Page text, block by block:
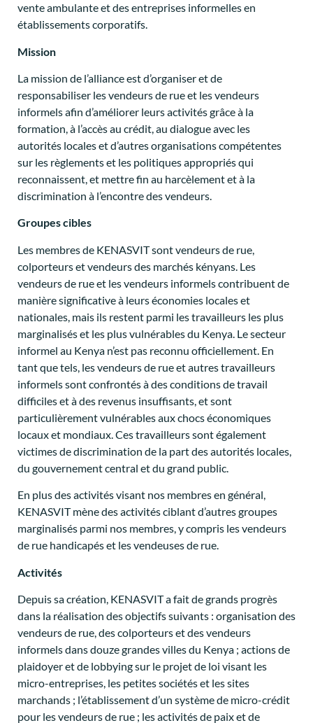
vente ambulante et des entreprises informelles en
établissements corporatifs.
Mission
La mission de l’alliance est d’organiser et de
responsabiliser les vendeurs de rue et les vendeurs
informels afin d’améliorer leurs activités grâce à la
formation, à l’accès au crédit, au dialogue avec les
autorités locales et d’autres organisations compétentes
sur les règlements et les politiques appropriés qui
reconnaissent, et mettre fin au harcèlement et à la
discrimination à l’encontre des vendeurs.
Groupes cibles
Les membres de KENASVIT sont vendeurs de rue,
colporteurs et vendeurs des marchés kényans. Les
vendeurs de rue et les vendeurs informels contribuent de
manière significative à leurs économies locales et
nationales, mais ils restent parmi les travailleurs les plus
marginalisés et les plus vulnérables du Kenya. Le secteur
informel au Kenya n’est pas reconnu officiellement. En
tant que tels, les vendeurs de rue et autres travailleurs
informels sont confrontés à des conditions de travail
difficiles et à des revenus insuffisants, et sont
particulièrement vulnérables aux chocs économiques
locaux et mondiaux. Ces travailleurs sont également
victimes de discrimination de la part des autorités locales,
du gouvernement central et du grand public.
En plus des activités visant nos membres en général,
KENASVIT mène des activités ciblant d’autres groupes
marginalisés parmi nos membres, y compris les vendeurs
de rue handicapés et les vendeuses de rue.
Activités
Depuis sa création, KENASVIT a fait de grands progrès
dans la réalisation des objectifs suivants : organisation des
vendeurs de rue, des colporteurs et des vendeurs
informels dans douze grandes villes du Kenya ; actions de
plaidoyer et de lobbying sur le projet de loi visant les
micro-entreprises, les petites sociétés et les sites
marchands ; l’établissement d’un système de micro-crédit
pour les vendeurs de rue ; les activités de paix et de